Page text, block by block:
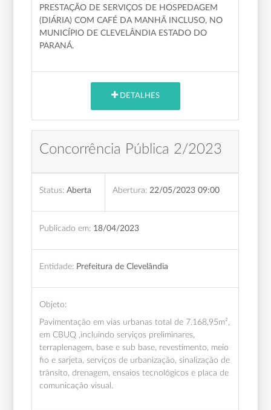
PRESTAÇÃO DE SERVIÇOS DE HOSPEDAGEM
(DIÁRIA) COM CAFÉ DA MANHÃ INCLUSO, NO
MUNICÍPIO DE CLEVELÂNDIA ESTADO DO
PARANÁ.
DETALHES
Concorrência Pública 2/2023
Status: Aberta Abertura: 22/05/2023 09:00
Publicado em: 18/04/2023
Entidade: Prefeitura de Clevelândia
Objeto:
Pavimentação em vias urbanas total de 7.168,95m²,
em CBUQ ,incluindo serviços preliminares,
terraplenagem, base e sub base, revestimento, meio
fio e sarjeta, serviços de urbanização, sinalização de
trânsito, drenagem, ensaios tecnológicos e placa de
comunicação visual.